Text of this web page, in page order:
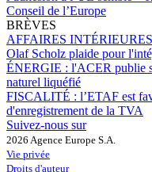
Conseil de l’Europe
BRÈVES
AFFAIRES
Olaf Scholz plaide pour
ÉNERGIE : l'ACER publie
naturel liquéfié
FISCALITÉ : l’ETAF est
d'enregistrement de la TVA
Suivez-nous sur
2026 Agence Europe S.A.
Vie privée
Droits d'auteur